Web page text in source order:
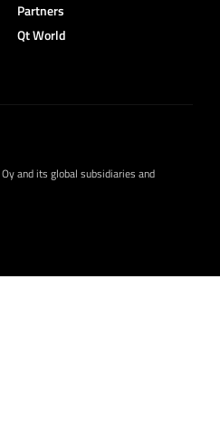
Partners
Qt World
and its global subsidiaries and